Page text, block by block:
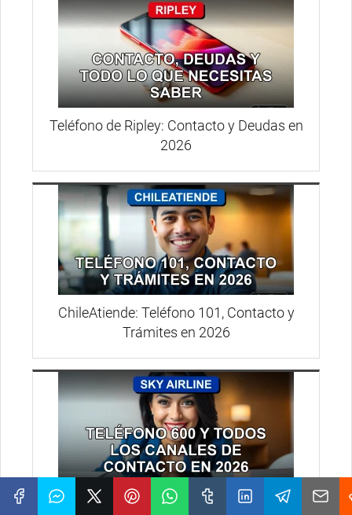
Teléfono de Ripley: Contacto y Deudas en
2026
ChileAtiende: Teléfono 101, Contacto y
Trámites en 2026
Teléfono de Sky Airline 600 y Canales de